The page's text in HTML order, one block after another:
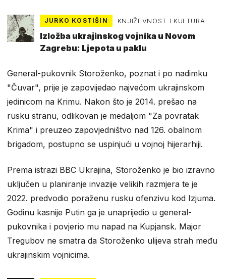
JURKO KOSTIŠIN KNJIŽEVNOST I KULTURA
Izložba ukrajinskog vojnika u Novom
Zagrebu: Ljepota u paklu
General-pukovnik Storoženko, poznat i po nadimku
"Čuvar", prije je zapovijedao najvećom ukrajinskom
jedinicom na Krimu. Nakon što je 2014. prešao na
rusku stranu, odlikovan je medaljom "Za povratak
Krima" i preuzeo zapovjedništvo nad 126. obalnom
brigadom, postupno se uspinjući u vojnoj hijerarhiji.
Prema istrazi BBC Ukrajina, Storoženko je bio izravno
uključen u planiranje invazije velikih razmjera te je
2022. predvodio poraženu rusku ofenzivu kod Izjuma.
Godinu kasnije Putin ga je unaprijedio u general-
pukovnika i povjerio mu napad na Kupjansk. Major
Tregubov ne smatra da Storoženko ulijeva strah među
ukrajinskim vojnicima.